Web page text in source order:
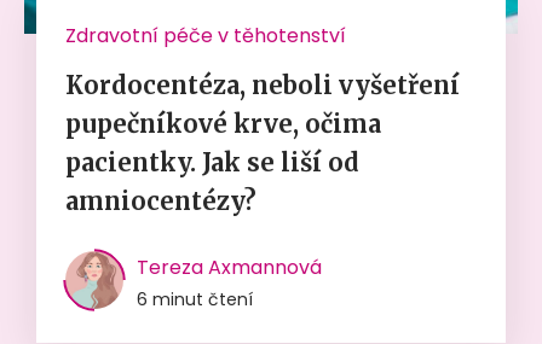
Zdravotní péče v těhotenství
Kordocentéza, neboli vyšetření
pupečníkové krve, očima
pacientky. Jak se liší od
amniocentézy?
Tereza Axmannová
6 minut čtení